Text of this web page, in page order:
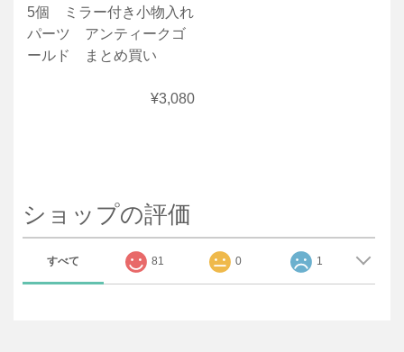
5個 ミラー付き小物入れ
パーツ アンティークゴ
ールド まとめ買い
¥3,080
ショップの評価
すべて 81 0 1